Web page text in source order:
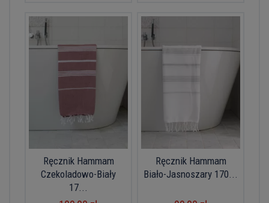
Ręcznik Hammam
Czekoladowo-Biały
17...
Ręcznik Hammam
Biało-Jasnoszary 170...